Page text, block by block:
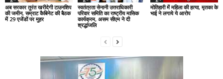
अब सरकार तुरंत खरीदेगी टाउनशिप
की जमीन, सम्राट कैबिनेट की बैठक
में 29 एजेंडों पर मुहर
स्वतंत्रता सेनानी उत्तराधिकारी
परिवार समिति का राष्ट्रीय मासिक
कार्यक्रम, असम सीएम ने दी
श्रद्धांजलि
मोतिहारी में महिला की हत्या, मृतका के
भाई ने लगाये ये आरोप